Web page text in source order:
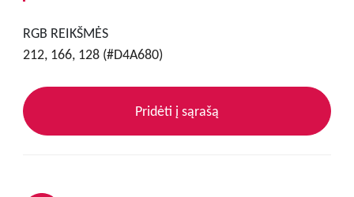
RGB REIKŠMĖS
212, 166, 128 (#D4A680)
Pridėti į sąrašą